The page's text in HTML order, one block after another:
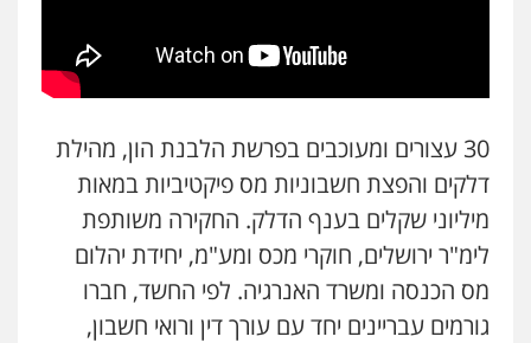
30 עצורים ומעוכבים בפרשת הלבנת הון, מהילת
דלקים והפצת חשבוניות מס פיקטיביות במאות
מיליוני שקלים בענף הדלק. החקירה משותפת
לימ"ר ירושלים, חוקרי מכס ומע"מ, יחידת יהלום
מס הכנסה ומשרד האנרגיה. לפי החשד, חברו
גורמים עבריינים יחד עם עורך דין ורואי חשבון,